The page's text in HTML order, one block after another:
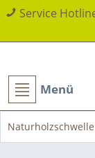
Service
Menü